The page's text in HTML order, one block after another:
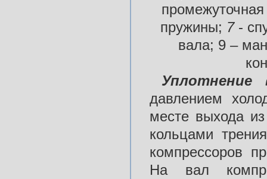
пружины; 7 -
вала; 9 –
Уплотнение
давлением
месте выхода
кольцами
компрессоров
На вал